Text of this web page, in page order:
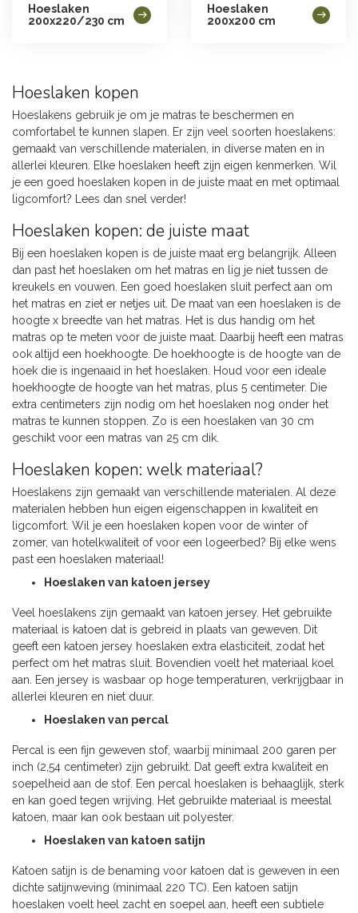
Hoeslaken
200x220/230 cm
Hoeslaken
200x200 cm
Hoeslaken kopen
Hoeslakens gebruik je om je matras te beschermen en
comfortabel te kunnen slapen. Er zijn veel soorten hoeslakens:
gemaakt van verschillende materialen, in diverse maten en in
allerlei kleuren. Elke hoeslaken heeft zijn eigen kenmerken. Wil
je een goed hoeslaken kopen in de juiste maat en met optimaal
ligcomfort? Lees dan snel verder!
Hoeslaken kopen: de juiste maat
Bij een hoeslaken kopen is de juiste maat erg belangrijk. Alleen
dan past het hoeslaken om het matras en lig je niet tussen de
kreukels en vouwen. Een goed hoeslaken sluit perfect aan om
het matras en ziet er netjes uit. De maat van een hoeslaken is de
hoogte x breedte van het matras. Het is dus handig om het
matras op te meten voor de juiste maat. Daarbij heeft een matras
ook altijd een hoekhoogte. De hoekhoogte is de hoogte van de
hoek die is ingenaaid in het hoeslaken. Houd voor een ideale
hoekhoogte de hoogte van het matras, plus 5 centimeter. Die
extra centimeters zijn nodig om het hoeslaken nog onder het
matras te kunnen stoppen. Zo is een hoeslaken van 30 cm
geschikt voor een matras van 25 cm dik.
Hoeslaken kopen: welk materiaal?
Hoeslakens zijn gemaakt van verschillende materialen. Al deze
materialen hebben hun eigen eigenschappen in kwaliteit en
ligcomfort. Wil je een hoeslaken kopen voor de winter of
zomer, van hotelkwaliteit of voor een logeerbed? Bij elke wens
past een hoeslaken materiaal!
Hoeslaken van katoen jersey
Veel hoeslakens zijn gemaakt van katoen jersey. Het gebruikte
materiaal is katoen dat is gebreid in plaats van geweven. Dit
geeft een katoen jersey hoeslaken extra elasticiteit, zodat het
perfect om het matras sluit. Bovendien voelt het materiaal koel
aan. Een jersey is wasbaar op hoge temperaturen, verkrijgbaar in
allerlei kleuren en niet duur.
Hoeslaken van percal
Percal is een fijn geweven stof, waarbij minimaal 200 garen per
inch (2,54 centimeter) zijn gebruikt. Dat geeft extra kwaliteit en
soepelheid aan de stof. Een percal hoeslaken is behaaglijk, sterk
en kan goed tegen wrijving. Het gebruikte materiaal is meestal
katoen, maar kan ook bestaan uit polyester.
Hoeslaken van katoen satijn
Katoen satijn is de benaming voor katoen dat is geweven in een
dichte satijnweving (minimaal 220 TC). Een katoen satijn
hoeslaken voelt heel zacht en soepel aan, heeft een subtiele